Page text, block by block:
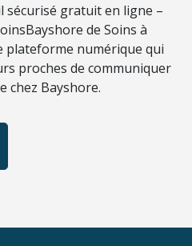
sécurisé gratuit en ligne –
de Soins à
plateforme numérique qui
proches de communiquer
chez Bayshore.
MESSOINSBAYSHORE